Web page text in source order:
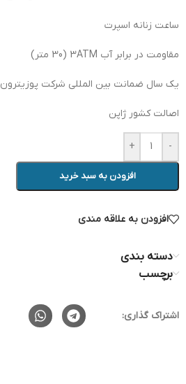
ساعت زنانه اسپرت
مقاومت در برابر آب 3ATM (30 متر)
یک سال ضمانت بین المللی شرکت پوزیترون
اصالت کشور ژاپن
-
+
افزودن به سبد خرید
افزودن به علاقه مندی
دسته بندی
برچسب
اشتراک گذاری: